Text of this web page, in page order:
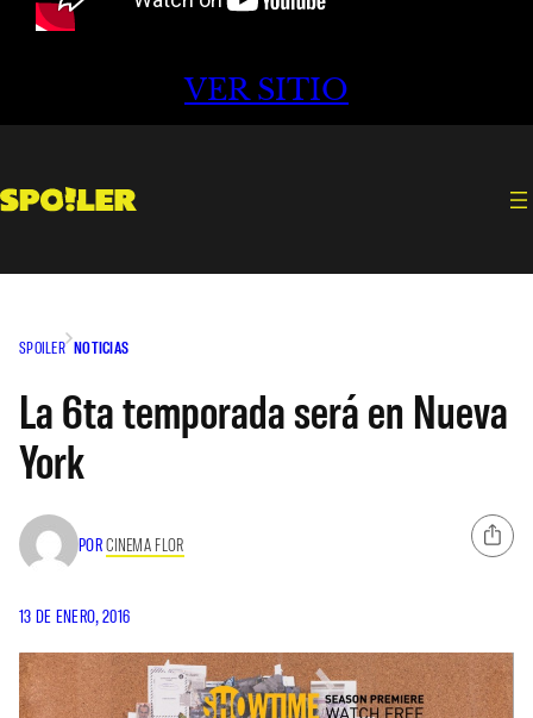
VER SITIO
SPOILER NOTICIAS
La 6ta temporada será en Nueva
York
PORCINEMA FLOR
13 DE ENERO, 2016